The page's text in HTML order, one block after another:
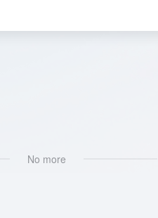
No more